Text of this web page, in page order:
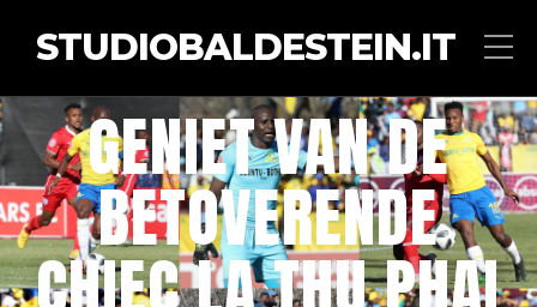
STUDIOBALDESTEIN.IT
GENIET VAN DE
BETOVERENDE